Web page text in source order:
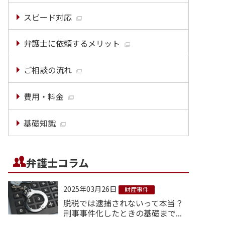
スピード対応
弁護士に依頼するメリット
ご相談の流れ
費用・料金
基礎知識
弁護士コラム
2025年03月26日 財産事件
脱税では逮捕されないって本当？
刑事事件化したときの基礎まで...